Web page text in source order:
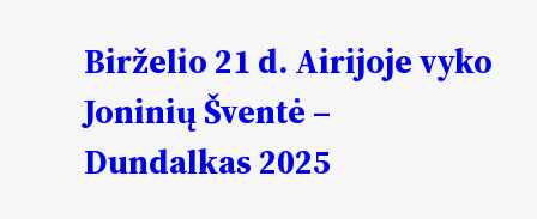
Birželio 21 d. Airijoje vyko
Joninių Šventė –
Dundalkas 2025